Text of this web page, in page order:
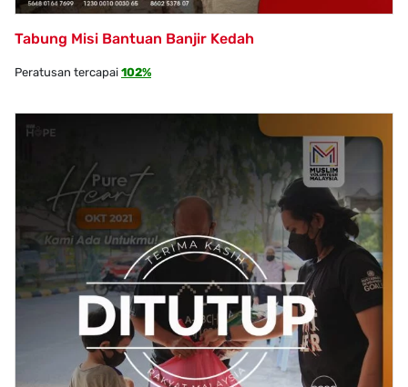
Tabung Misi Bantuan Banjir Kedah
Peratusan tercapai 102%